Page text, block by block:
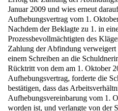
Januar 2009 und wies erneut
Aufhebungsvertrag vom 1.
Nachdem der Beklagte zu 1. in
Prozessbevollmächtigten des
Zahlung der Abfindung
einem Schreiben an die
Rücktritt von dem am 1. Oktober
Aufhebungsvertrag, forderte die
bestätigen, dass das
Aufhebungsvereinbarung vom 1.
worden ist, und verlangte von der